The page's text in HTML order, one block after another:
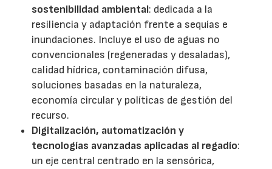
sostenibilidad ambiental: dedicada a la
resiliencia y adaptación frente a sequías e
inundaciones. Incluye el uso de aguas no
convencionales (regeneradas y desaladas),
calidad hídrica, contaminación difusa,
soluciones basadas en la naturaleza,
economía circular y políticas de gestión del
recurso.
Digitalización, automatización y
tecnologías avanzadas aplicadas al regadío:
un eje central centrado en la sensórica,